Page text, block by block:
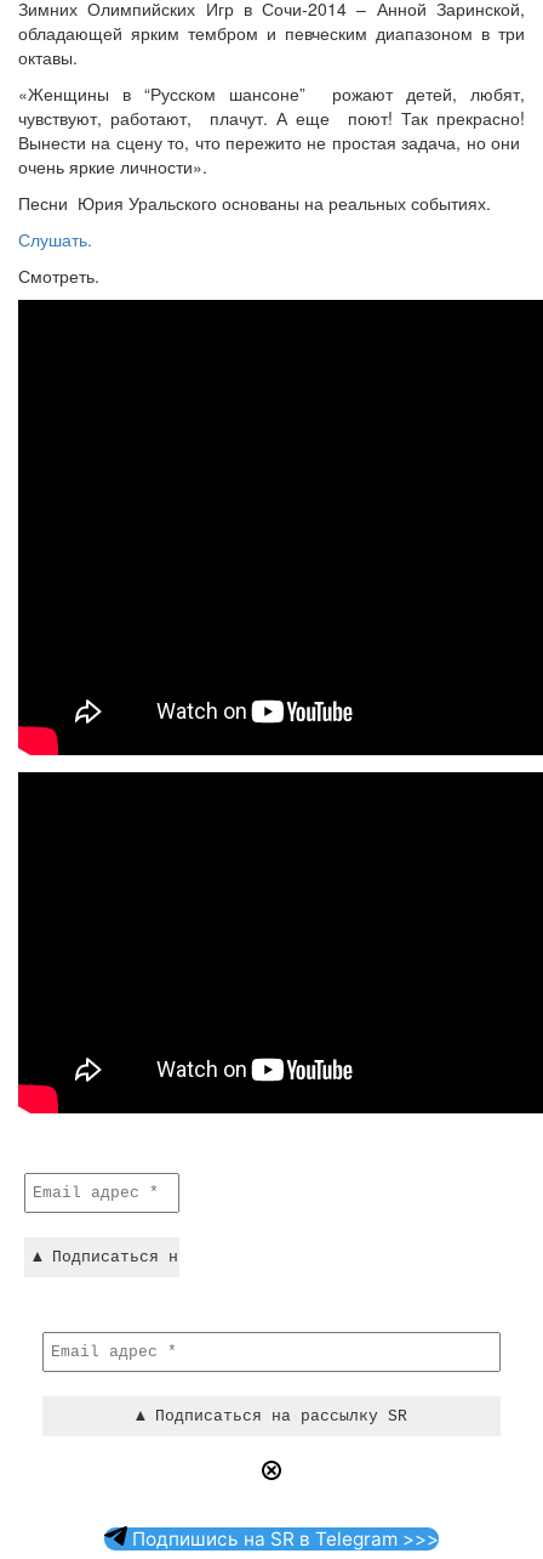
Зимних Олимпийских Игр в Сочи-2014 – Анной Заринской,
обладающей ярким тембром и певческим диапазоном в три
октавы.
«Женщины в “Русском шансоне” рожают детей, любят,
чувствуют, работают, плачут. А еще поют! Так прекрасно!
Вынести на сцену то, что пережито не простая задача, но они
очень яркие личности».
Песни Юрия Уральского основаны на реальных событиях.
Слушать.
Смотреть.
Подпишись на SR в Telegram >>>